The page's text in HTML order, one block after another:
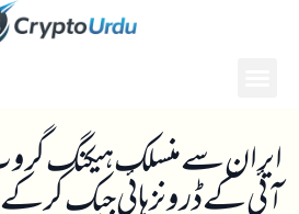
ایران سے منسلک ہیکنگ